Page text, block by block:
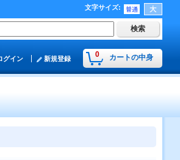
文字サイズ:
0 カートの中身
グイン 新規登録